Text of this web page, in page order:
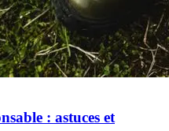
: astuces et